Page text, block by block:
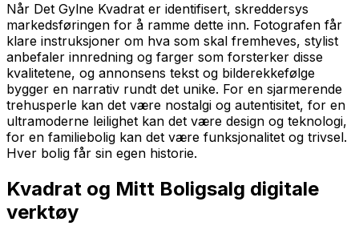
Når Det Gylne Kvadrat er identifisert, skreddersys
markedsføringen for å ramme dette inn. Fotografen får
klare instruksjoner om hva som skal fremheves, stylist
anbefaler innredning og farger som forsterker disse
kvalitetene, og annonsens tekst og bilderekkefølge
bygger en narrativ rundt det unike. For en sjarmerende
trehusperle kan det være nostalgi og autentisitet, for en
ultramoderne leilighet kan det være design og teknologi,
for en familiebolig kan det være funksjonalitet og trivsel.
Hver bolig får sin egen historie.
Kvadrat og Mitt Boligsalg digitale
verktøy